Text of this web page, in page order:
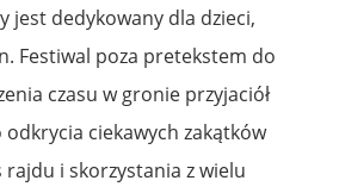
jest dedykowany dla dzieci,
Festiwal poza pretekstem do
czasu w gronie przyjaciół
odkrycia ciekawych zakątków
rajdu i skorzystania z wielu